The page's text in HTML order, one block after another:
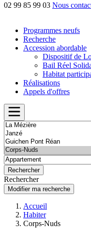
02 99 85 99 03 Nous
Programmes neufs
Recherche
Accession abordable
Dispositif de
Bail Réel
Habitat
Réalisations
Appels d'offres
Rechercher
Modifier ma recherche
Accueil
Habiter
Corps-Nuds